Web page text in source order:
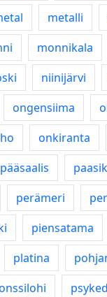
metalli
monnikala
niinijärvi
ongensiima
onkiranta
pääsaalis
perämeri
piensatama
platina